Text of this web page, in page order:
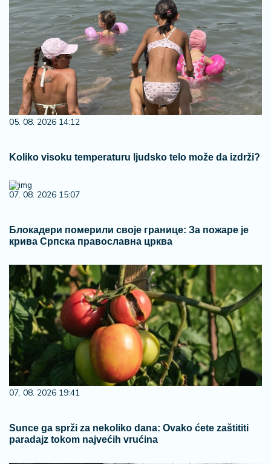
05. 08. 2026 14:12
Koliko visoku temperaturu ljudsko telo može da izdrži?
07. 08. 2026 15:07
Блокадери померили своје границе: За пожаре је
крива Српска православна црква
07. 08. 2026 19:41
Sunce ga sprži za nekoliko dana: Ovako ćete zaštititi
paradajz tokom najvećih vrućina